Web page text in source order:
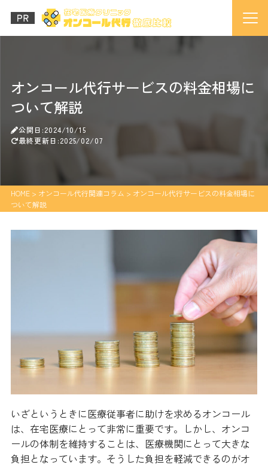
オンコール代行サービスの料金相場に
ついて解説
公開日:2024/10/15
最終更新日:2025/02/07
HOME> オンコール代行関連コラム > オンコール代行サービスの料金相場に
ついて解説
いざというときに医療従事者に助けを求めるオンコール
は、在宅医療にとって非常に重要です。しかし、オンコ
ールの体制を維持することは、医療機関にとって大きな
負担となっています。そうした負担を軽減できるのがオ